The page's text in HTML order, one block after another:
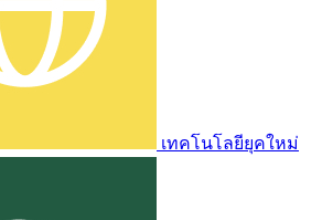
เทคโนโลยียุคใหม่